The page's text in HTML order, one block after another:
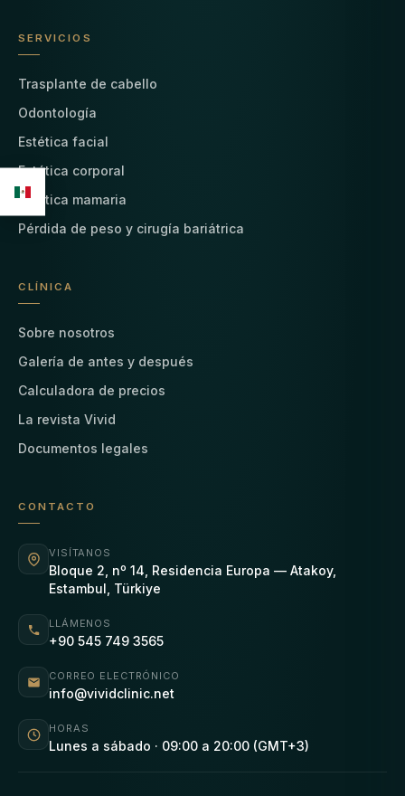
SERVICIOS
Trasplante de cabello
Odontología
Estética facial
Estética corporal
Estética mamaria
Pérdida de peso y cirugía bariátrica
CLÍNICA
Sobre nosotros
Galería de antes y después
Calculadora de precios
La revista Vivid
Documentos legales
CONTACTO
VISÍTANOS
Bloque 2, nº 14, Residencia Europa — Atakoy,
Estambul, Türkiye
LLÁMENOS
+90 545 749 3565
CORREO ELECTRÓNICO
info@vividclinic.net
HORAS
Lunes a sábado · 09:00 a 20:00 (GMT+3)